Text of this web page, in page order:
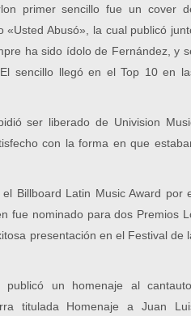
primer sencillo fue un cover
«Usted Abusó», la cual publicó
ha sido ídolo de Fernández, y
sencillo llegó en el Top 10 en
ser liberado de Univision
con la forma en que
Billboard Latin Music Award por
fue nominado para dos Premios
presentación en el Festival de
un homenaje al
titulada Homenaje a Juan